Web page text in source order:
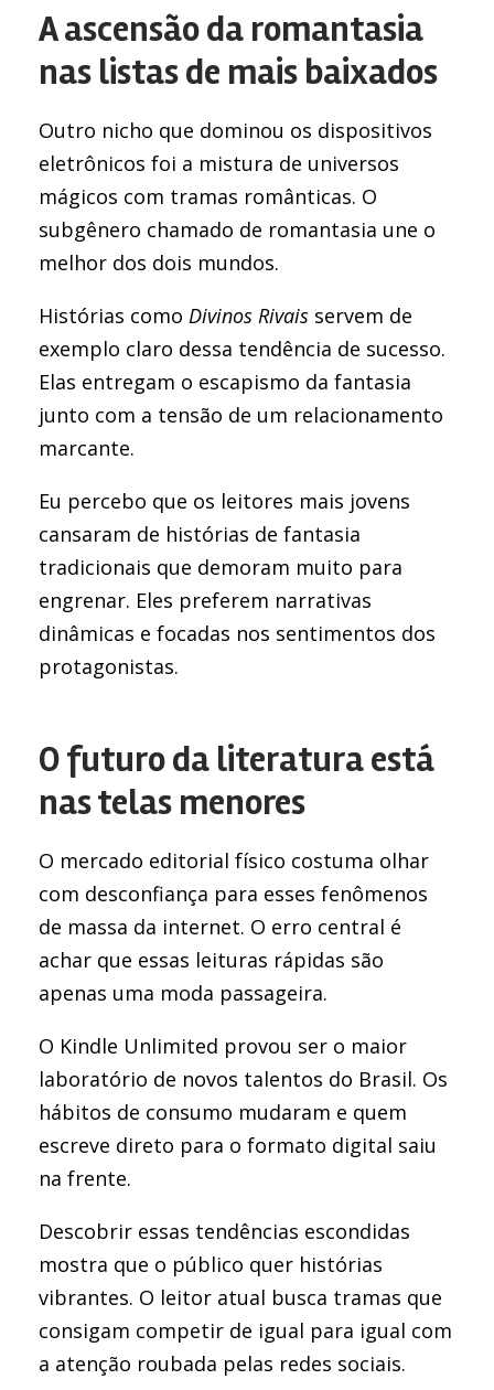
A ascensão da romantasia
nas listas de mais baixados
Outro nicho que dominou os dispositivos
eletrônicos foi a mistura de universos
mágicos com tramas românticas. O
subgênero chamado de romantasia une o
melhor dos dois mundos.
Histórias como Divinos Rivais servem de
exemplo claro dessa tendência de sucesso.
Elas entregam o escapismo da fantasia
junto com a tensão de um relacionamento
marcante.
Eu percebo que os leitores mais jovens
cansaram de histórias de fantasia
tradicionais que demoram muito para
engrenar. Eles preferem narrativas
dinâmicas e focadas nos sentimentos dos
protagonistas.
O futuro da literatura está
nas telas menores
O mercado editorial físico costuma olhar
com desconfiança para esses fenômenos
de massa da internet. O erro central é
achar que essas leituras rápidas são
apenas uma moda passageira.
O Kindle Unlimited provou ser o maior
laboratório de novos talentos do Brasil. Os
hábitos de consumo mudaram e quem
escreve direto para o formato digital saiu
na frente.
Descobrir essas tendências escondidas
mostra que o público quer histórias
vibrantes. O leitor atual busca tramas que
consigam competir de igual para igual com
a atenção roubada pelas redes sociais.